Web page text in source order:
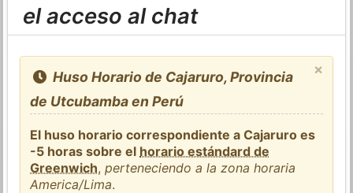
el acceso al chat
×
Huso Horario de Cajaruro, Provincia
de Utcubamba en Perú
El huso horario correspondiente a Cajaruro es
-5 horas sobre el horario estándard de
Greenwich,perteneciendo a la zona horaria
America/Lima.